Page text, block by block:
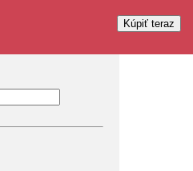
Kúpiť teraz